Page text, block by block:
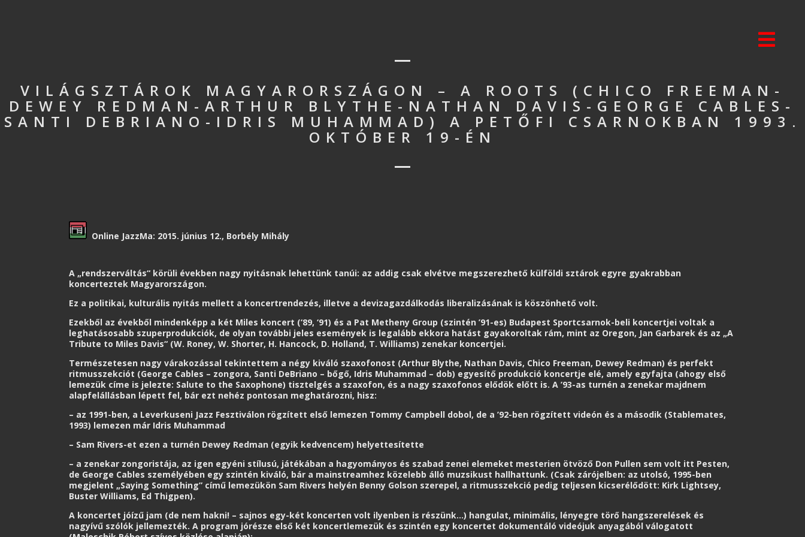
VILÁGSZTÁROK MAGYARORSZÁGON – A ROOTS (CHICO FREEMAN-
DEWEY REDMAN-ARTHUR BLYTHE-NATHAN DAVIS-GEORGE CABLES-
SANTI DEBRIANO-IDRIS MUHAMMAD) A PETŐFI CSARNOKBAN 1993.
OKTÓBER 19-ÉN
Online JazzMa: 2015. június 12., Borbély Mihály
A „rendszerváltás“ körüli években nagy nyitásnak lehettünk tanúi: az addig csak elvétve megszerezhető külföldi sztárok egyre gyakrabban
koncerteztek Magyarországon.
Ez a politikai, kulturális nyitás mellett a koncertrendezés, illetve a devizagazdálkodás liberalizásának is köszönhető volt.
Ezekből az évekből mindenképp a két Miles koncert (‘89, ‘91) és a Pat Metheny Group (szintén ’91-es) Budapest Sportcsarnok-beli koncertjei voltak a
leghatásosabb szuperprodukciók, de olyan további jeles események is legalább ekkora hatást gayakoroltak rám, mint az Oregon, Jan Garbarek és az „A
Tribute to Miles Davis“ (W. Roney, W. Shorter, H. Hancock, D. Holland, T. Williams) zenekar koncertjei.
Természetesen nagy várakozással tekintettem a négy kiváló szaxofonost (Arthur Blythe, Nathan Davis, Chico Freeman, Dewey Redman) és perfekt
ritmusszekciót (George Cables – zongora, Santi DeBriano – bőgő, Idris Muhammad – dob) egyesítő produkció koncertje elé, amely egyfajta (ahogy első
lemezük címe is jelezte: Salute to the Saxophone) tisztelgés a szaxofon, és a nagy szaxofonos elődök előtt is. A ’93-as turnén a zenekar majdnem
alapfelállásban lépett fel, bár ezt nehéz pontosan meghatározni, hisz:
– az 1991-ben, a Leverkuseni Jazz Fesztiválon rögzített első lemezen Tommy Campbell dobol, de a ’92-ben rögzített videón és a második (Stablemates,
1993) lemezen már Idris Muhammad
– Sam Rivers-et ezen a turnén Dewey Redman (egyik kedvencem) helyettesítette
– a zenekar zongoristája, az igen egyéni stílusú, játékában a hagyományos és szabad zenei elemeket mesterien ötvöző Don Pullen sem volt itt Pesten,
de George Cables személyében egy szintén kiváló, bár a mainstreamhez közelebb álló muzsikust hallhattunk. (Csak zárójelben: az utolsó, 1995-ben
megjelent „Saying Something” című lemezükön Sam Rivers helyén Benny Golson szerepel, a ritmusszekció pedig teljesen kicserélődött: Kirk Lightsey,
Buster Williams, Ed Thigpen).
A koncertet jóízű jam (de nem hakni! – sajnos egy-két koncerten volt ilyenben is részünk…) hangulat, minimális, lényegre törő hangszerelések és
nagyívű szólók jellemezték. A program jórésze első két koncertlemezük és szintén egy koncertet dokumentáló videójuk anyagából válogatott